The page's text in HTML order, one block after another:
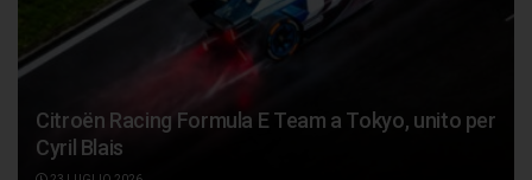
Citroën Racing Formula E Team a Tokyo, unito per
Cyril Blais